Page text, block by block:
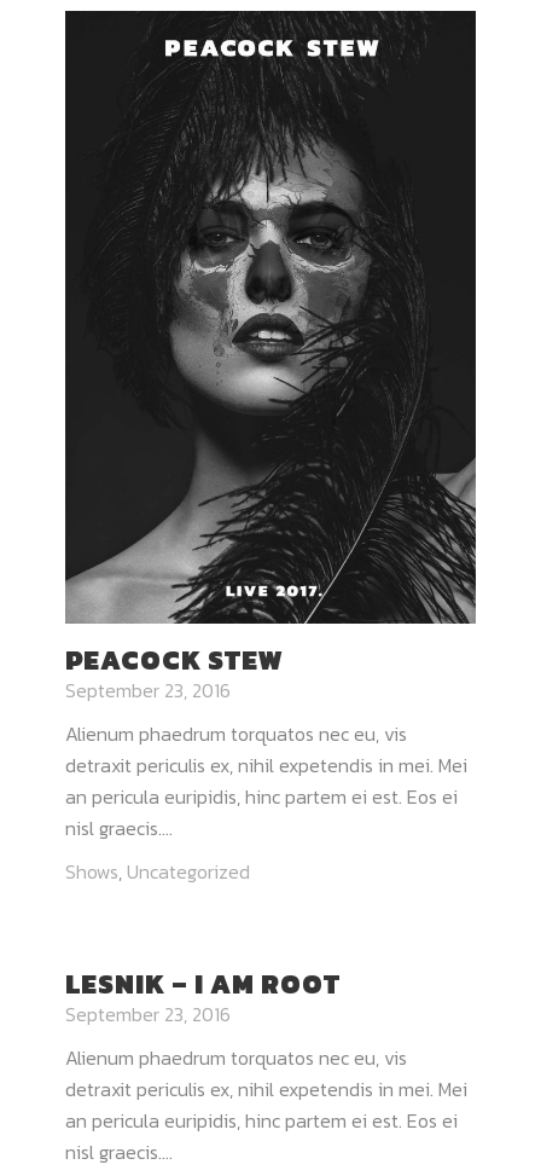
PEACOCK STEW
September 23, 2016
Alienum phaedrum torquatos nec eu, vis
detraxit periculis ex, nihil expetendis in mei. Mei
an pericula euripidis, hinc partem ei est. Eos ei
nisl graecis....
Shows, Uncategorized
LESNIK – I AM ROOT
September 23, 2016
Alienum phaedrum torquatos nec eu, vis
detraxit periculis ex, nihil expetendis in mei. Mei
an pericula euripidis, hinc partem ei est. Eos ei
nisl graecis....